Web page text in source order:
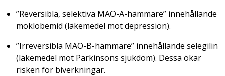
”Reversibla, selektiva MAO-A-hämmare” innehållande
moklobemid (läkemedel mot depression).
”Irreversibla MAO-B-hämmare” innehållande selegilin
(läkemedel mot Parkinsons sjukdom). Dessa ökar
risken för biverkningar.